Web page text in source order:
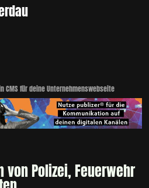
CMS für deine Unternehmenswebseite
von Polizei, Feuerwehr